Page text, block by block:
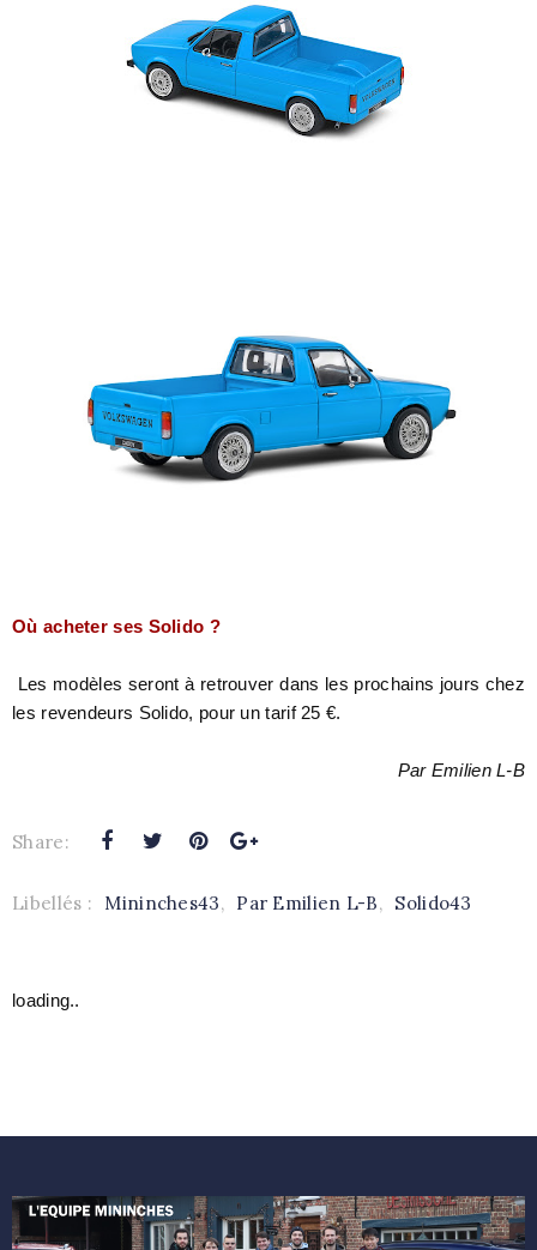
Où acheter ses Solido ?
Les modèles seront à retrouver dans les prochains jours chez
les revendeurs Solido, pour un tarif 25 €.
Par Emilien L-B
Share:
Libellés : Mininches43, Par Emilien L-B, Solido43
loading..